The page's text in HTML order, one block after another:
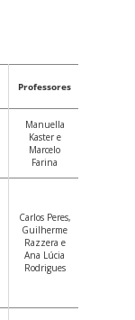
Professores
Manuella
Kaster e
Marcelo
Farina
Carlos Peres,
Guilherme
Razzera e
Ana Lúcia
Rodrigues